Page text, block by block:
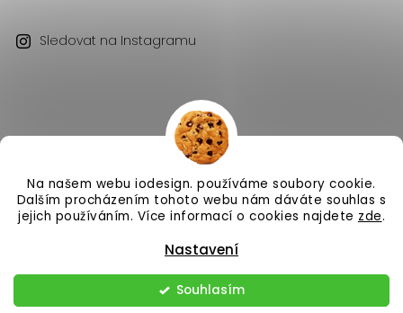
Na našem webu iodesign. používáme soubory cookie.
Dalším procházením tohoto webu nám dáváte souhlas s
jejich používáním. Více informací o cookies najdete zde.
Nastavení
Souhlasím
Sledovat na Instagramu
Copyright 2026 iodesign. . Všechna práva vyhrazena.
Vytvořil Shoptet| DesignShoptak.cz
Odstoupit od smlouvy